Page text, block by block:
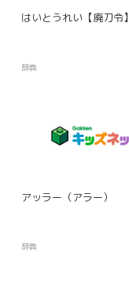
はいとうれい【廃刀令】
辞典
アッラー（アラー）
辞典